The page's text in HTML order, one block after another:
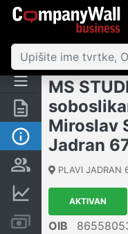
Sažetak
Osnovne
Osobe i vlasništvo
Financijski podaci
Računi i blokade
MS
Miroslav
Jadran
PLAVI JADRAN
AKTIVAN
OIB